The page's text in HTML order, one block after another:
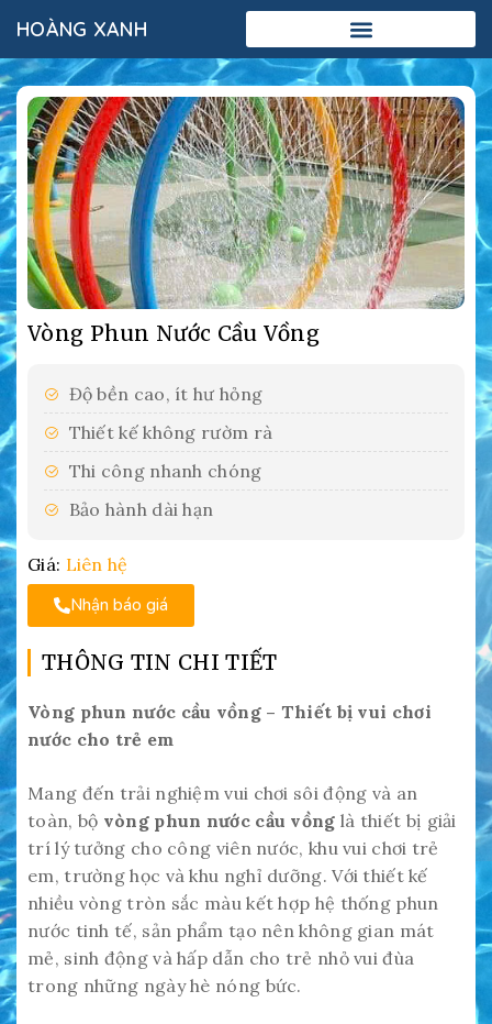
HOÀNG XANH
Add Your Heading Text Here
Vòng Phun Nước Cầu Vồng
Độ bền cao, ít hư hỏng
Thiết kế không rườm rà
Thi công nhanh chóng
Bảo hành dài hạn
Giá: Liên hệ
Nhận báo giá
THÔNG TIN CHI TIẾT
Vòng phun nước cầu vồng – Thiết bị vui chơi
nước cho trẻ em
Mang đến trải nghiệm vui chơi sôi động và an
toàn, bộ vòng phun nước cầu vồng là thiết bị giải
trí lý tưởng cho công viên nước, khu vui chơi trẻ
em, trường học và khu nghỉ dưỡng. Với thiết kế
nhiều vòng tròn sắc màu kết hợp hệ thống phun
nước tinh tế, sản phẩm tạo nên không gian mát
mẻ, sinh động và hấp dẫn cho trẻ nhỏ vui đùa
trong những ngày hè nóng bức.